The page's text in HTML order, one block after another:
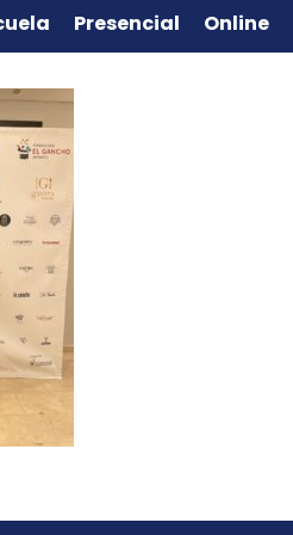
Presencial Online